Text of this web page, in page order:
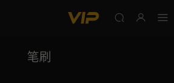
笔刷